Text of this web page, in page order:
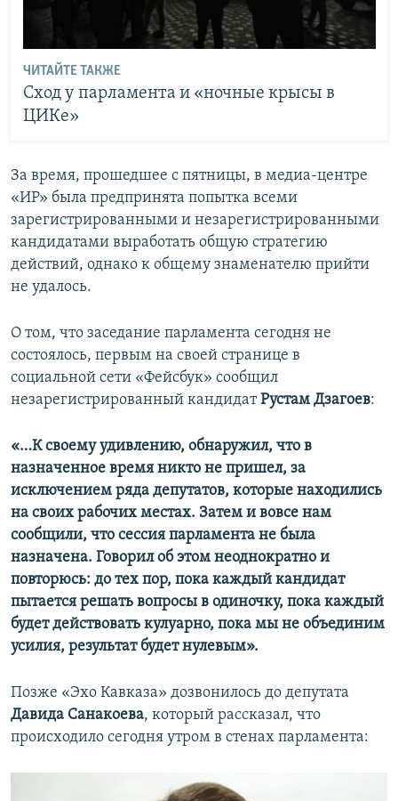
ЧИТАЙТЕ ТАКЖЕ
Сход у парламента и «ночные крысы в
ЦИКе»
За время, прошедшее с пятницы, в медиа-центре
«ИР» была предпринята попытка всеми
зарегистрированными и незарегистрированными
кандидатами выработать общую стратегию
действий, однако к общему знаменателю прийти
не удалось.
О том, что заседание парламента сегодня не
состоялось, первым на своей странице в
социальной сети «Фейсбук» сообщил
незарегистрированный кандидатРустам Дзагоев:
«…К своему удивлению, обнаружил, что в
назначенное время никто не пришел, за
исключением ряда депутатов, которые находились
на своих рабочих местах. Затем и вовсе нам
сообщили, что сессия парламента не была
назначена. Говорил об этом неоднократно и
повторюсь: до тех пор, пока каждый кандидат
пытается решать вопросы в одиночку, пока каждый
будет действовать кулуарно, пока мы не объединим
усилия, результат будет нулевым».
Позже «Эхо Кавказа» дозвонилось до депутата
Давида Санакоева, который рассказал, что
происходило сегодня утром в стенах парламента: